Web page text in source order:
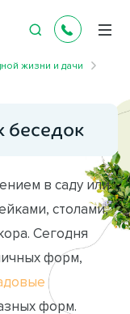
жизни и дачи
беседок
в саду или
столами,
Сегодня
форм,
форм.